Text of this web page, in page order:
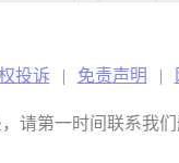
投诉 | 免责声明 |
第一时间联系我们